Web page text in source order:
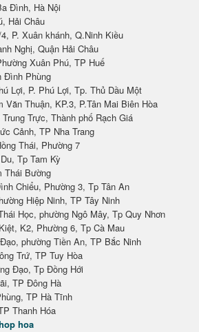
Đình, Hà Nội
Hải Châu
P. Xuân khánh, Q.Ninh Kiều
Nghị, Quận Hải Châu
Xuân Phú, TP Huế
Đình Phùng
Lợi, P. Phú Lợi, Tp. Thủ Dầu Một
Văn Thuận, KP.3, P.Tân Mai Biên Hòa
Trực, Thành phố Rạch Giá
Cảnh, TP Nha Trang
Thái, Phường 7
Tp Tam Kỳ
Thái Bường
Chiểu, Phường 3, Tp Tân An
Hiệp Ninh, TP Tây Ninh
Học, phường Ngô Mây, Tp Quy Nhơn
K2, Phường 6, Tp Cà Mau
phường Tiền An, TP Bắc Ninh
Trứ, TP Tuy Hòa
Đạo, Tp Đồng Hới
TP Đông Hà
TP Hà Tĩnh
Thanh Hóa
hoa